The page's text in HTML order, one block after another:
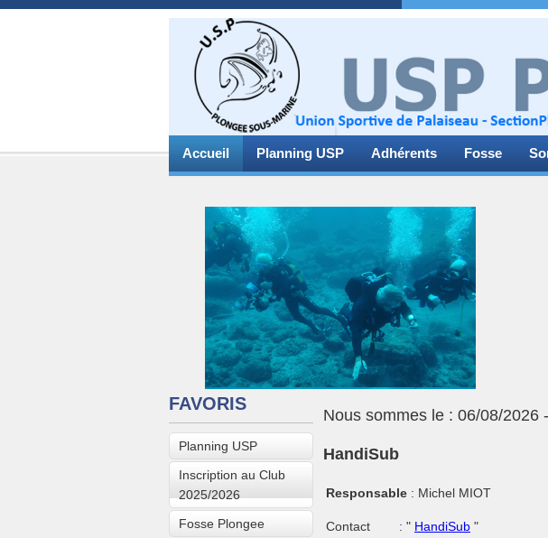
Accueil Planning USP Adhérents Fosse
FAVORIS
Planning USP
Inscription au Club
2025/2026
Fosse Plongee
Nous sommes le : 06/08/2026
HandiSub
Responsable : Michel MIOT
Contact : " HandiSub "